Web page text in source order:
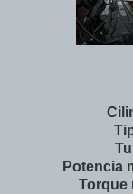
Potencia
Torque